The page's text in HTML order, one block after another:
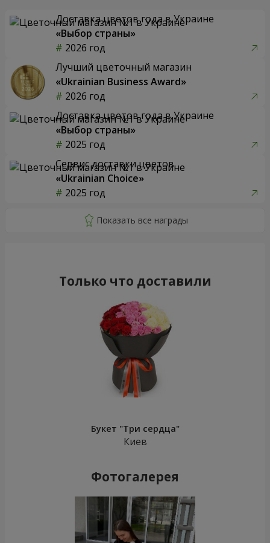
Доставка цветов года в Украине
«Выбор страны»
2026 год
Лучший цветочный магазин
«Ukrainian Business Award»
2026 год
Доставка цветов года в Украине
«Выбор страны»
2025 год
Сервис доставки цветов
«Ukrainian Choice»
2025 год
Только что доставили
Букет "Три сердца"
Киев
Фотогалерея